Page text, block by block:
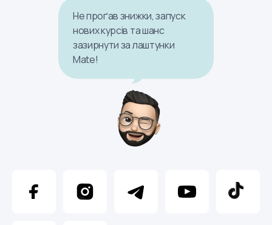
Не проґав знижки, запуск
нових курсів та шанс
зазирнути за лаштунки
Mate!